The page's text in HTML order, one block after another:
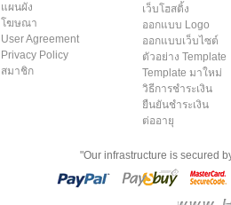
แผนผัง
โฆษณา
User Agreement
Privacy Policy
สมาชิก
เว็บโฮสติ้ง
ออกแบบ Logo
ออกแบบเว็บไซต์
ตัวอย่าง Template
Template มาใหม่
วิธีการชำระเงิน
ยืนยันชำระเงิน
ต่ออายุ
"Our infrastructure is secured